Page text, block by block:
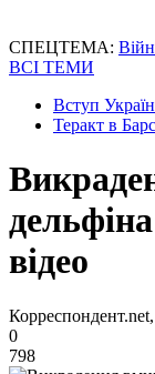
СПЕЦТЕМА:
ВСІ ТЕМИ
Вступ
Теракт в
відео
0
798